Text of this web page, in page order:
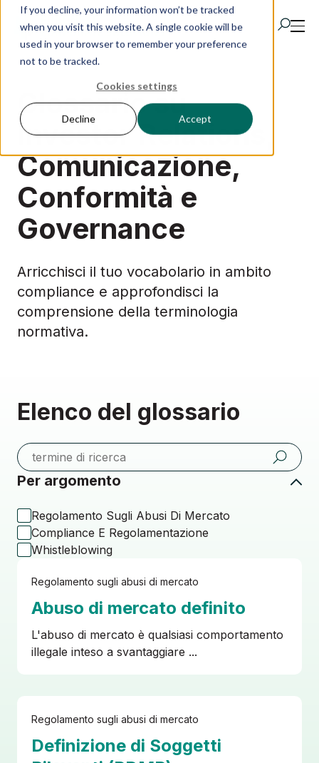
If you decline, your information won’t be tracked
when you visit this website. A single cookie will be
used in your browser to remember your preference
not to be tracked.
Cookies settings
Decline Accept
IR Portal
Le Nostre Soluzioni
Risorse
Glossario su
Investor Relations,
Comunicazione,
Conformità e
Governance
Arricchisci il tuo vocabolario in ambito
compliance e approfondisci la
comprensione della terminologia
normativa.
Elenco del glossario
Per argomento
Regolamento Sugli Abusi Di Mercato
Compliance E Regolamentazione
Whistleblowing
Regolamento sugli abusi di mercato
Abuso di mercato definito
L'abuso di mercato è qualsiasi comportamento
illegale inteso a svantaggiare ...
Regolamento sugli abusi di mercato
Definizione di Soggetti